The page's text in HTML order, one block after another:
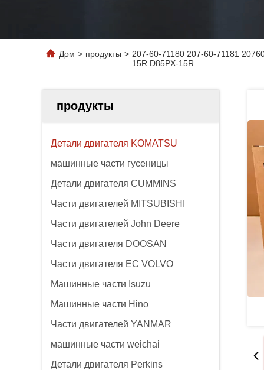
Дом > продукты > 207-60-71180 207-60-71181
15R D85PX-15R
продукты
Детали двигателя KOMATSU
машинные части гусеницы
Детали двигателя CUMMINS
Части двигателей MITSUBISHI
Части двигателей John Deere
Части двигателя DOOSAN
Части двигателя EC VOLVO
Машинные части Isuzu
Машинные части Hino
Части двигателей YANMAR
машинные части weichai
Детали двигателя Perkins